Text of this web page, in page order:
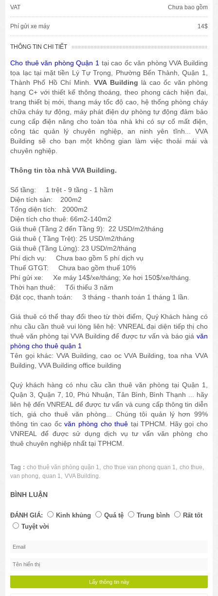
VAT Chưa bao gồm
Phí gửi xe máy 14$
THÔNG TIN CHI TIẾT
Cho thuê văn phòng Quận 1tại cao ốc văn phòng VVA Building
tọa lạc tại mặt tiền Lý Tự Trọng, Phường Bến Thành, Quận 1,
Thành Phố Hồ Chí Minh.VVA Building là cao ốc văn phòng
hạng C+ với thiết kế thông thoáng, theo phong cách hiện đại,
trang thiết bị mới, thang máy tốc độ cao, hệ thống phòng cháy
chữa cháy tự động, máy phát điện dự phòng tự động đảm bảo
cung cấp điện năng cho toàn tòa nhà khi có sự cố mất điện,
công tác quản lý chuyên nghiệp, an ninh yên tĩnh... VVA
Building sẽ cho bạn một không gian làm việc thoải mái và
chuyên nghiệp.
Thông tin tòa nhà VVA Building.
Số tầng: 1 trệt - 9 tầng - 1 hầm
Diện tích sàn: 200m2
Tổng diện tích: 2000m2
Diện tích cho thuê: 66m2-140m2
Giá thuê (Tầng 2 đến Tầng 9): 22 USD/m2/tháng
Giá thuê ( Tầng Trệt): 25 USD/m2/tháng
Giá thuê (Tầng Lửng): 23 USD/m2/tháng
Phí dịch vụ: Chưa bao gồm 5 phí dịch vụ
Thuế GTGT: Chưa bao gồm thuế 10%
Phí gửi xe: Xe máy 14$/xe/tháng; Xe hơi 150$/xe/tháng.
Thời hạn thuê: Tối thiểu 3 năm
Đặt cọc, thanh toán: 3 tháng - thanh toán 1 tháng 1 lần.
Giá thuê có thể thay đổi theo từ thời điểm, Quý Khách hàng có
nhu cầu cần thuê vui lòng liên hệ: VNREAL đại diện tiếp thị cho
thuê văn phòng tại VVA Building để được tư vấn và báo giá văn
phòng cho thuê quận 1
Tên gọi khác: VVA Building, cao oc VVA Building, toa nha VVA
Building, VVA Building office building
Quý khách hàng có nhu cầu cần thuê văn phòng tại Quận 1,
Quận 3, Quận 7, 10, Phú Nhuận, Tân Bình, Bình Thạnh ... hãy
liên hệ đến VNREAL để được tư vấn và cung cấp thông tin diễn
tích, giá cho thuê văn phòng... Chúng tôi quản lý hơn 99%
thông tin cao ốcvăn phòng cho thuê tại TPHCM. Hãy gọi cho
VNREAL để được sử dụng dịch vụ tư vấn văn phòng cho
thuê chuyên nghiệp nhất tại TPHCM.
Tag : cho thuê văn phòng quận 1,cho thue van phong quan 1,cho thue,
van phong,quan 1,VVA Building.
BÌNH LUẬN
ĐÁNH GIÁ: Kinh khủng Quá tệ Trung bình
Rất tốt
Tuyệt vời